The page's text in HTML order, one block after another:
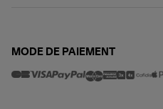
MODE DE PAIEMENT